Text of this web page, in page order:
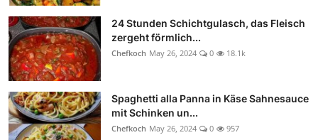
24 Stunden Schichtgulasch, das Fleisch
zergeht förmlich...
Chefkoch May 26, 2024 0 18.1k
Spaghetti alla Panna in Käse Sahnesauce
mit Schinken un...
Chefkoch May 26, 2024 0 957